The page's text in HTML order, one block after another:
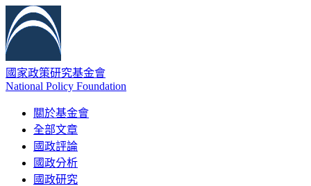
國家政策研究基金會
National Policy Foundation
關於基金會
全部文章
國政評論
國政分析
國政研究